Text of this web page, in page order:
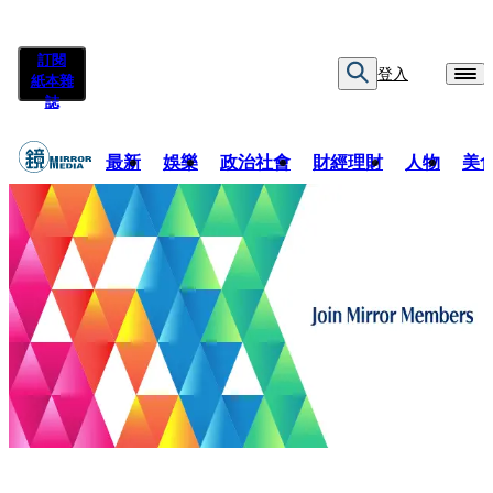
訂閱
紙本雜
誌
登入
最新 娛樂 政治社會 財經理財 人物 美